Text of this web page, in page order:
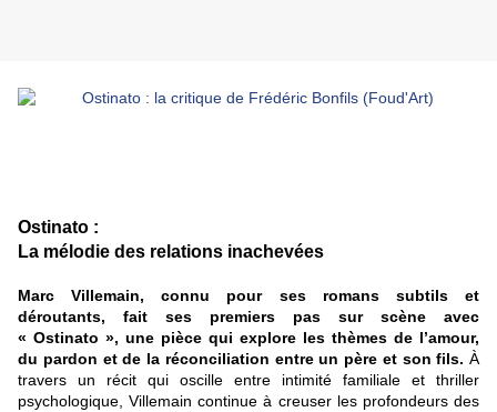
Ostinato :
La mélodie des relations inachevées
Marc Villemain, connu pour ses romans subtils et
déroutants, fait ses premiers pas sur scène avec
« Ostinato », une pièce qui explore les thèmes de l’amour,
du pardon et de la réconciliation entre un père et son fils. À
travers un récit qui oscille entre intimité familiale et thriller
psychologique, Villemain continue à creuser les profondeurs des